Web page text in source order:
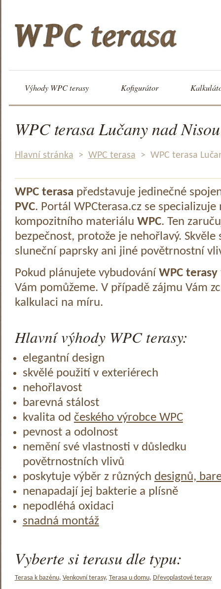
Výhody WPC terasy Kofigurátor
WPC terasa Lučany nad Nisou
Hlavní stránka > WPC terasa > WPC terasa
WPC terasa představuje jedinečné
PVC. Portál WPCterasa.cz se specializuje
kompozitního materiálu WPC. Ten
bezpečnost, protože je nehořlavý.
sluneční paprsky ani jiné povětrnostní
Pokud plánujete vybudování WPC terasy
Vám pomůžeme. V případě zájmu Vám
kalkulaci na míru.
Hlavní výhody WPC terasy:
elegantní design
skvělé použití v exteriérech
nehořlavost
barevná stálost
kvalita od českého výrobce WPC
pevnost a odolnost
nemění své vlastnosti v důsledku
povětrnostních vlivů
poskytuje výběr z různých designů,
nenapadají jej bakterie a plísně
nepodléhá oxidaci
snadná montáž
Vyberte si terasu dle typu:
Terasa k bazénu, Venkovní terasy, Terasa u domu, Dřevoplastové terasy